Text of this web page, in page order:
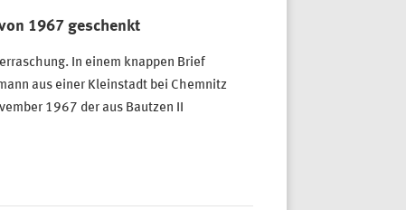
1967 geschenkt
In einem knappen Brief
aus einer Kleinstadt bei Chemnitz
1967 der aus Bautzen II